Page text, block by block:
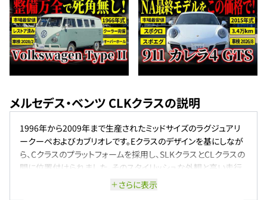
メルセデス・ベンツ CLKクラスの説明
1996年から2009年まで生産されたミッドサイズのラグジュアリ
ークーペおよびカブリオレです。Eクラスのデザインを基にしなが
ら、Cクラスのプラットフォームを採用し、SLKクラスとCLクラスの
間に位置付けられました。そのスタイリッシュな外観と高い走行
性能で、多くのドライバーに愛されました。初代（C208/A208）は
さらに表示